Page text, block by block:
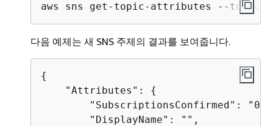
aws sns get-topic-attributes --topic-
다음 예제는 새 SNS 주제의 결과를 보여줍니다.
{
    "Attributes":
{
"SubscriptionsConfirmed":
        "DisplayName": "",